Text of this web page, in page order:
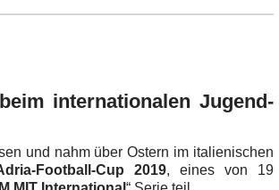
internationalen Jugend-
und nahm über Ostern im italienischen
Football-Cup 2019, eines von 19